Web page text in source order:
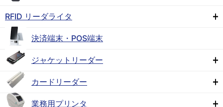
RFID リーダライタ
決済端末・POS端末
ジャケットリーダー
カードリーダー
業務用プリンタ